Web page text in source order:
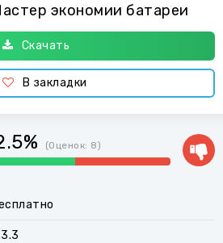
экономии батареи
Скачать
В закладки
(Оценок: 8)